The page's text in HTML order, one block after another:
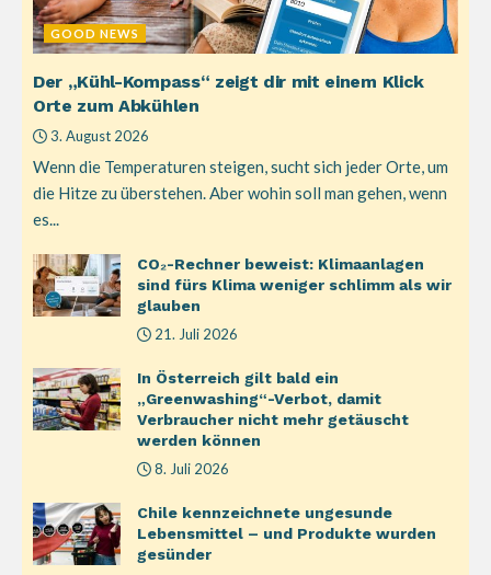
GOOD NEWS
Der „Kühl-Kompass“ zeigt dir mit einem Klick
Orte zum Abkühlen
3. August 2026
Wenn die Temperaturen steigen, sucht sich jeder Orte, um
die Hitze zu überstehen. Aber wohin soll man gehen, wenn
es...
CO₂-Rechner beweist: Klimaanlagen
sind fürs Klima weniger schlimm als wir
glauben
21. Juli 2026
In Österreich gilt bald ein
„Greenwashing“-Verbot, damit
Verbraucher nicht mehr getäuscht
werden können
8. Juli 2026
Chile kennzeichnete ungesunde
Lebensmittel – und Produkte wurden
gesünder